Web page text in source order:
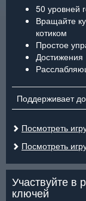
50 уровней
Вращайте
котиком
Простое
Достижения
Поддерживает
Посмотреть
Посмотреть
Участвуйте в
ключей